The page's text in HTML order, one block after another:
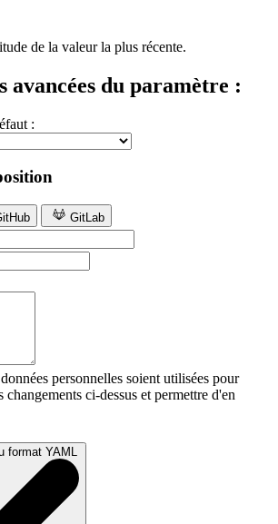
de la valeur la plus récente.
du paramètre :
:
GitLab
personnelles soient utilisées pour
ci-dessus et permettre d'en
format YAML